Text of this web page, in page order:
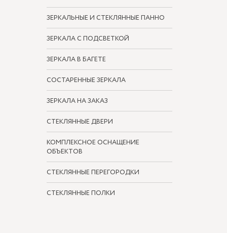
ЗЕРКАЛЬНЫЕ И СТЕКЛЯННЫЕ ПАННО
ЗЕРКАЛА С ПОДСВЕТКОЙ
ЗЕРКАЛА В БАГЕТЕ
СОСТАРЕННЫЕ ЗЕРКАЛА
ЗЕРКАЛА НА ЗАКАЗ
СТЕКЛЯННЫЕ ДВЕРИ
КОМПЛЕКСНОЕ ОСНАЩЕНИЕ
ОБЪЕКТОВ
СТЕКЛЯННЫЕ ПЕРЕГОРОДКИ
СТЕКЛЯННЫЕ ПОЛКИ